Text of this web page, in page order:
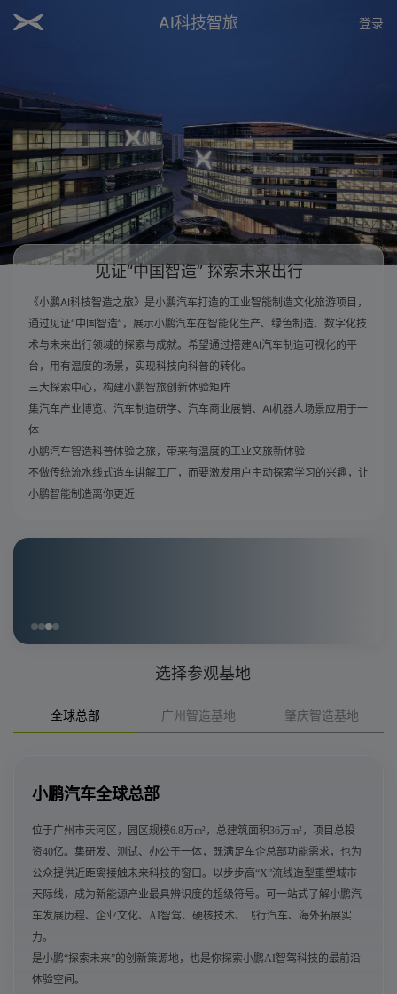
AI科技智旅 登录
见证“中国智造” 探索未来出行
《小鹏AI科技智造之旅》是小鹏汽车打造的工业智能制造文化旅游项目，
通过见证“中国智造”，展示小鹏汽车在智能化生产、绿色制造、数字化技
术与未来出行领域的探索与成就。希望通过搭建AI汽车制造可视化的平
台，用有温度的场景，实现科技向科普的转化。
三大探索中心，构建小鹏智旅创新体验矩阵
集汽车产业博览、汽车制造研学、汽车商业展销、AI机器人场景应用于一
体
小鹏汽车智造科普体验之旅，带来有温度的工业文旅新体验
不做传统流水线式造车讲解工厂，而要激发用户主动探索学习的兴趣，让
小鹏智能制造离你更近
选择参观基地
全球总部 广州智造基地 肇庆智造基地
小鹏汽车全球总部
位于广州市天河区，园区规模6.8万m²，总建筑面积36万m²，项目总投
资40亿。集研发、测试、办公于一体，既满足车企总部功能需求，也为
公众提供近距离接触未来科技的窗口。以步步高“X”流线造型重塑城市
天际线，成为新能源产业最具辨识度的超级符号。可一站式了解小鹏汽
车发展历程、企业文化、AI智驾、硬核技术、飞行汽车、海外拓展实
力。
是小鹏“探索未来”的创新策源地，也是你探索小鹏AI智驾科技的最前沿
体验空间。